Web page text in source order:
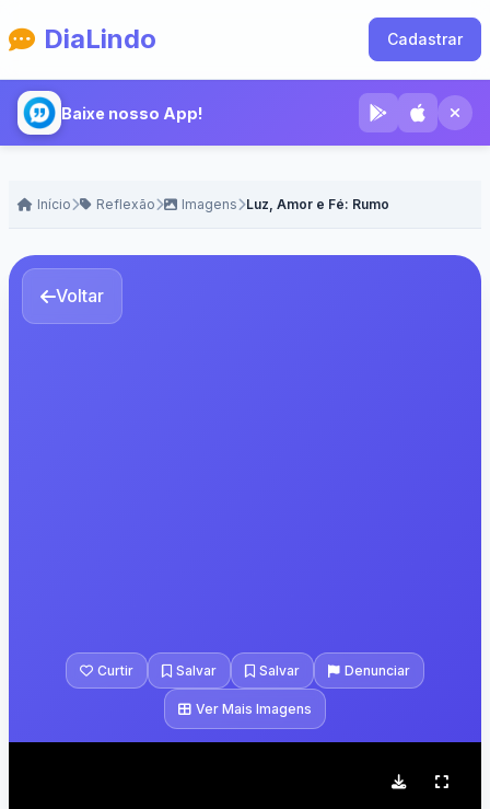
DiaLindo Cadastrar
Baixe nosso App!
Início Reflexão Imagens Luz, Amor e Fé: Rumo
Voltar
Curtir Salvar Salvar Denunciar
Ver Mais Imagens